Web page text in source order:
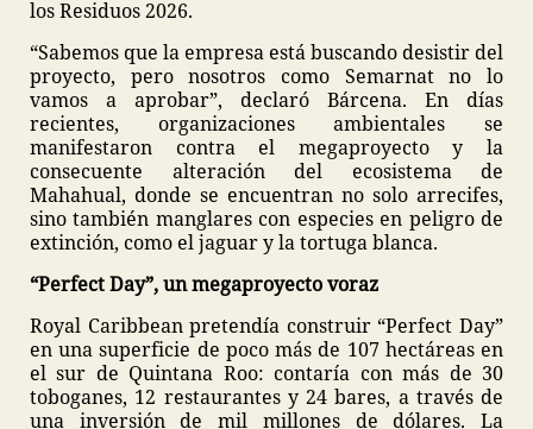
los Residuos 2026.
“Sabemos que la empresa está buscando desistir del
proyecto, pero nosotros como Semarnat no lo
vamos a aprobar”, declaró Bárcena. En días
recientes, organizaciones ambientales se
manifestaron contra el megaproyecto y la
consecuente alteración del ecosistema de
Mahahual, donde se encuentran no solo arrecifes,
sino también manglares con especies en peligro de
extinción, como el jaguar y la tortuga blanca.
“Perfect Day”, un megaproyecto voraz
Royal Caribbean pretendía construir “Perfect Day”
en una superficie de poco más de 107 hectáreas en
el sur de Quintana Roo: contaría con más de 30
toboganes, 12 restaurantes y 24 bares, a través de
una inversión de mil millones de dólares. La